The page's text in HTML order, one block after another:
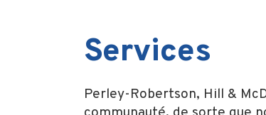
Services
Perley-Robertson, Hill &